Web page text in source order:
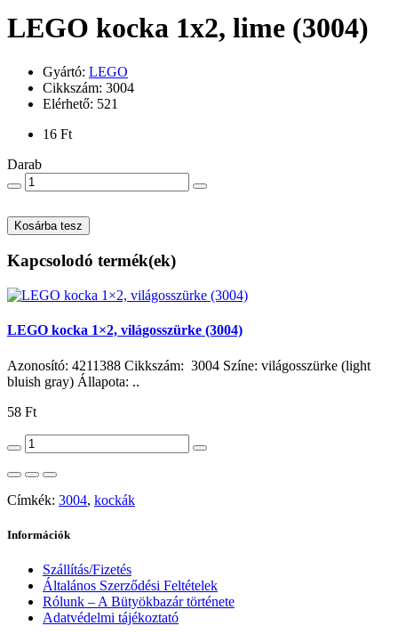
LEGO kocka 1x2, lime (3004)
Gyártó: LEGO
Cikkszám: 3004
Elérhető: 521
16 Ft
Darab
Kosárba tesz
Kapcsolodó termék(ek)
LEGO kocka 1×2, világosszürke (3004)
Azonosító: 4211388 Cikkszám: 3004 Színe: világosszürke (light
bluish gray) Állapota: ..
58 Ft
Címkék: 3004, kockák
Információk
Szállítás/Fizetés
Általános Szerződési Feltételek
Rólunk – A Bütyökbazár története
Adatvédelmi tájékoztató